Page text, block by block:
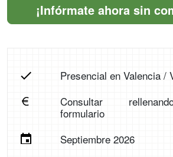
¡Infórmate ahora sin
Presencial en Valencia /
Consultar
formulario
Septiembre 2026